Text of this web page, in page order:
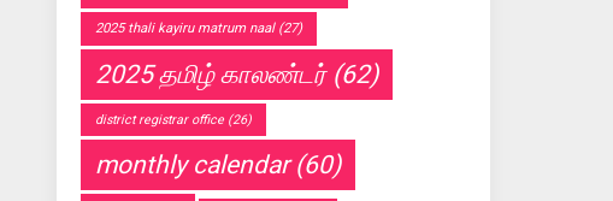
2025 thali kayiru matrum naal(27)
2025 தமிழ் காலண்டர்(62)
district registrar office (26)
monthly calendar(60)